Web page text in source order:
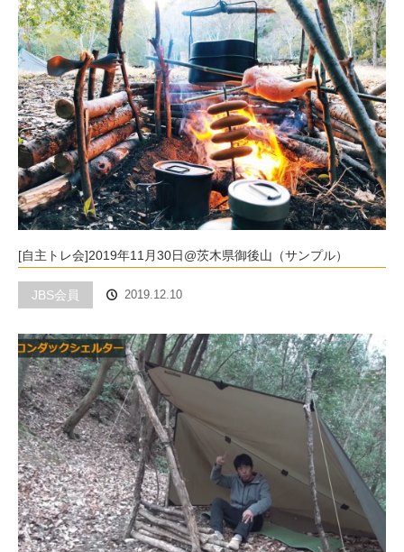
[自主トレ会]2019年11月30日@茨木県御後山（サンプル）
JBS会員 2019.12.10